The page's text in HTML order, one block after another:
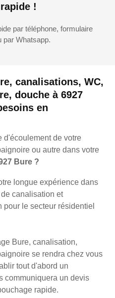
canalisations, WC,
douche à 6927
en
d'écoulement de votre
ou autre dans votre
Bure ?
longue expérience dans
canalisation et
le secteur résidentiel
Bure, canalisation,
se rendra chez vous
tout d'abord un
communiquera un devis
rapide.
!
par téléphone, formulaire
par Whatsapp.